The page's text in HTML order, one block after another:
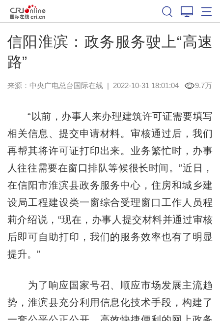
信阳淮滨：政务服务驶上“高速
路”
来源：中央广电总台国际在线| 2022-10-31 18:01:04 9.7万
“以前，办事人来办理建筑许可证需要填写
相关信息、提交申请材料。审核通过后，我们
再帮其将许可证打印出来。业务繁忙时，办事
人往往需要在窗口排队等候很长时间。”近日，
在信阳市淮滨县政务服务中心，住房和城乡建
设局工程建设类一窗综合受理窗口工作人员程
莉介绍说，“现在，办事人提交材料并通过审核
后即可自助打印，我们的服务效率也有了明显
提升。”
为了响应国家号召、顺应市场发展主流趋
势，淮滨县充分利用信息化技术手段，构建了